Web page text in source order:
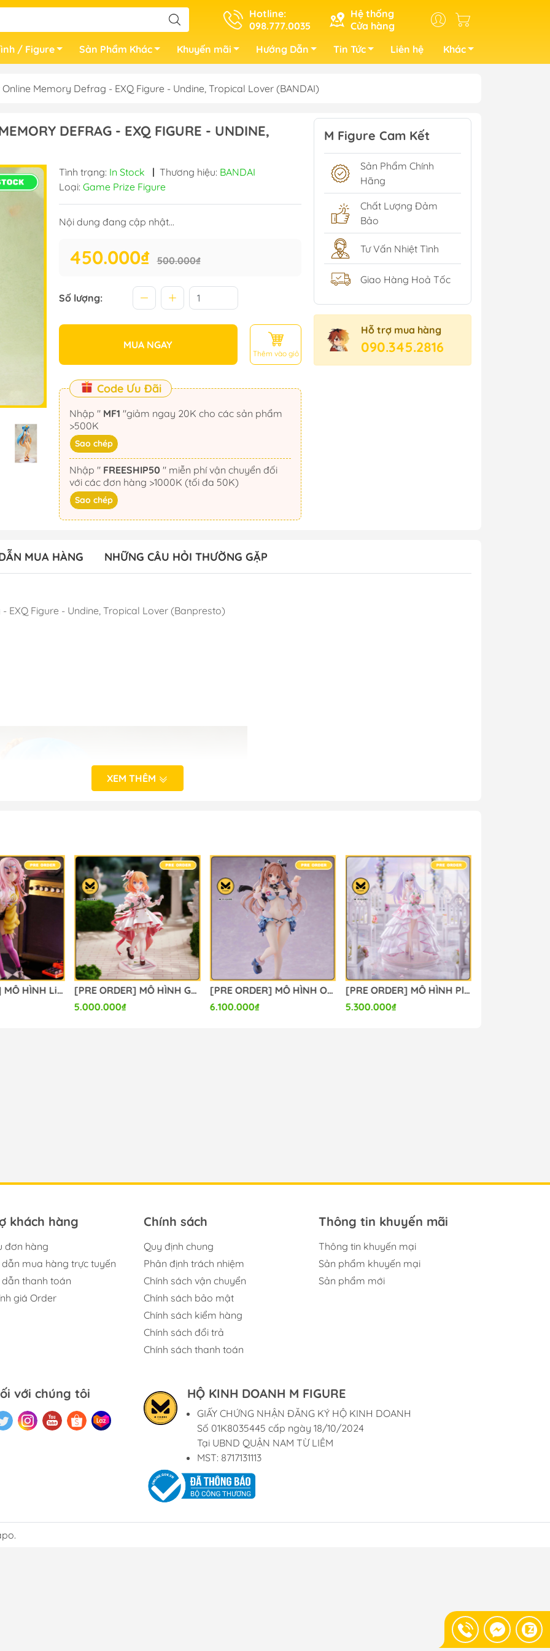
Hotline:
098.777.0035
Hệ thống
Cửa hàng
/ Figure Sản Phẩm Khác Khuyến mãi Hướng Dẫn Tin Tức Liên hệ Khác
Memory Defrag - EXQ Figure - Undine, Tropical Lover (BANDAI)
DEFRAG - EXQ FIGURE - UNDINE,
Tình trạng: In Stock | Thương hiệu: BANDAI
Loại: Game Prize Figure
Nội dung đang cập nhật...
450.000₫ 500.000₫
Số lượng:
MUA NGAY
Thêm vào giỏ
Code Ưu Đãi
Nhập " MF1
>500K
Sao chép
Nhập " FREESHIP50" miễn phí vận chuyển đối
với các đơn hàng >1000K (tối đa 50K)
Sao chép
M Figure Cam Kết
Sản Phẩm Chính
Hãng
Chất Lượng Đảm
Bảo
Tư Vấn Nhiệt Tình
Giao Hàng Hoả Tốc
Hỗ trợ mua hàng
090.345.2816
MUA HÀNG NHỮNG CÂU HỎI THƯỜNG GẶP
EXQ Figure - Undine, Tropical Lover (Banpresto)
XEM THÊM
[PRE ORDER] MÔ HÌNH Limelight Lemonade Jam - Harumi Ena - 1/3.5 (Alice Glint) FIGURE CHÍNH HÃNG
[PRE ORDER] MÔ HÌNH Gochuumon wa Usagi Desu ka? - Hoto Kokoa - 1/7 - Dress Ver. (Luminous Box) FIGURE CHÍNH HÃNG
5.000.000₫
[PRE ORDER] MÔ HÌNH Original - Kanon-chan - 1/6 (Orchid Seed) FIGURE CHÍNH HÃNG
6.100.000₫
[PRE ORDER] MÔ HÌNH Plastic Memories - Isla - 1/7 - Wedding Dress Ver. (Aniplex (Shanghai) Culture and Arts) FIGURE CHÍNH HÃNG
5.300.000₫
khách hàng
đơn hàng
mua hàng trực tuyến
thanh toán
giá Order
Chính sách
Quy định chung
Phân định trách nhiệm
Chính sách vận chuyển
Chính sách bảo mật
Chính sách kiểm hàng
Chính sách đổi trả
Chính sách thanh toán
Thông tin khuyến mãi
Thông tin khuyến mại
Sản phẩm khuyến mại
Sản phẩm mới
với chúng tôi HỘ KINH DOANH M FIGURE
GIẤY CHỨNG NHẬN ĐĂNG KÝ HỘ KINH DOANH
Số 01K8035445 cấp ngày 18/10/2024
Tại UBND QUẬN NAM TỪ LIÊM
MST: 8717131113